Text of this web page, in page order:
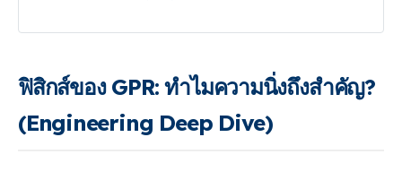
ฟิสิกส์ของ GPR: ทำไมความนิ่งถึงสำคัญ?
(Engineering Deep Dive)